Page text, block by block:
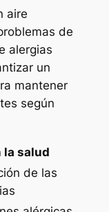
aire
de
alergias
un
mantener
según
la salud
de las